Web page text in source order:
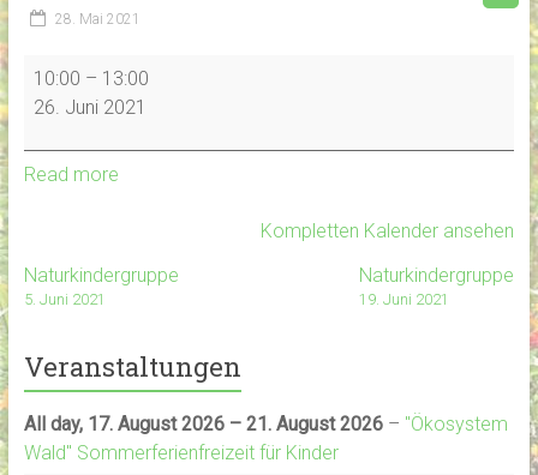
28. Mai 2021
10:00 – 13:00
26. Juni 2021
Read more
Kompletten Kalender ansehen
Naturkindergruppe
5. Juni 2021
Naturkindergruppe
19. Juni 2021
Veranstaltungen
All day, 17. August 2026 – 21. August 2026– "Ökosystem
Wald" Sommerferienfreizeit für Kinder